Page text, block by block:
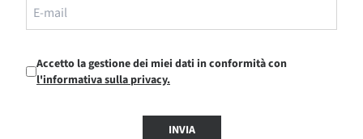
Accetto la gestione dei miei dati in conformità con
l'informativa sulla privacy.
INVIA